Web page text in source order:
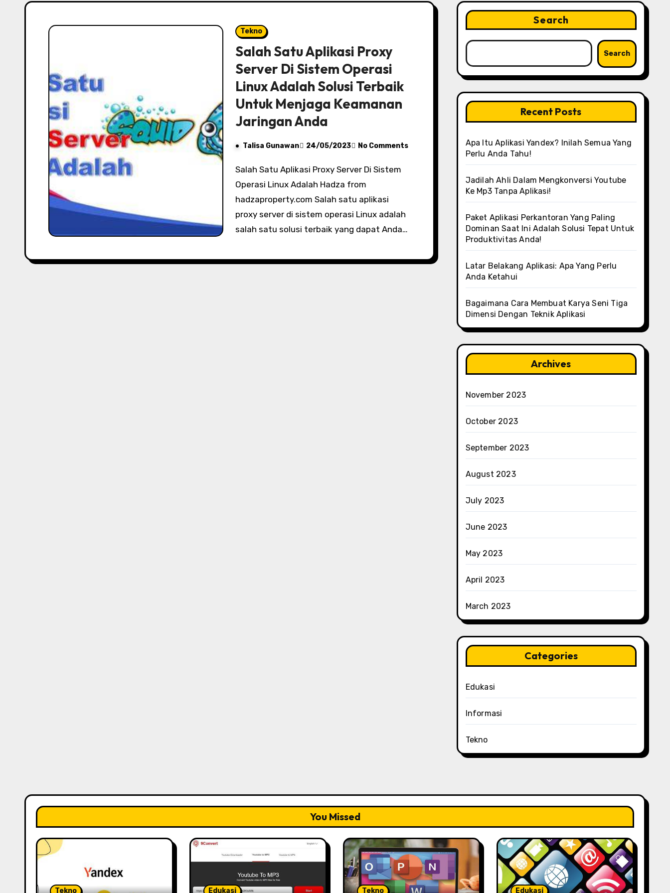
Tekno
Salah Satu Aplikasi Proxy
Server Di Sistem Operasi
Linux Adalah Solusi Terbaik
Untuk Menjaga Keamanan
Jaringan Anda
Talisa Gunawan 24/05/2023 No Comments
Salah Satu Aplikasi Proxy Server Di Sistem
Operasi Linux Adalah Hadza from
hadzaproperty.com Salah satu aplikasi
proxy server di sistem operasi Linux adalah
salah satu solusi terbaik yang dapat Anda…
Search
Search
Recent Posts
Apa Itu Aplikasi Yandex? Inilah Semua Yang
Perlu Anda Tahu!
Jadilah Ahli Dalam Mengkonversi Youtube
Ke Mp3 Tanpa Aplikasi!
Paket Aplikasi Perkantoran Yang Paling
Dominan Saat Ini Adalah Solusi Tepat Untuk
Produktivitas Anda!
Latar Belakang Aplikasi: Apa Yang Perlu
Anda Ketahui
Bagaimana Cara Membuat Karya Seni Tiga
Dimensi Dengan Teknik Aplikasi
Archives
November 2023
October 2023
September 2023
August 2023
July 2023
June 2023
May 2023
April 2023
March 2023
Categories
Edukasi
Informasi
Tekno
You Missed
Tekno Edukasi Tekno Edukasi